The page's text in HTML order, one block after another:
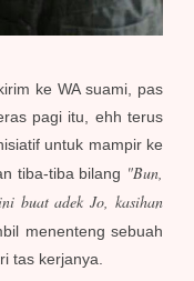
ke WA suami, pas
pagi itu, ehh terus
untuk mampir ke
tiba-tiba bilang "Bun,
buat adek Jo, kasihan
menenteng sebuah
tas kerjanya.